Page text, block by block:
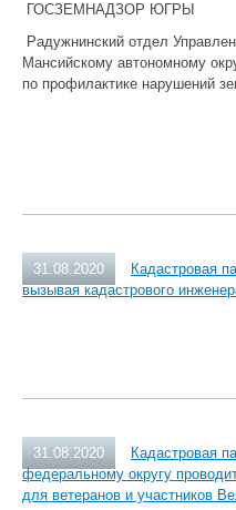
ГОСЗЕМНАДЗОР ЮГРЫ
Радужнинский отдел
Мансийскому автономному
по профилактике нарушений
31.08.2020
Кадастровая
вызывая кадастрового
31.08.2020
Кадастровая
федеральному округу
для ветеранов и участников